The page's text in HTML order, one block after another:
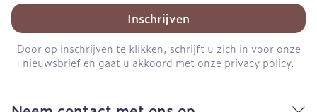
Inschrijven
Door op inschrijven te klikken, schrijft u zich in voor onze
nieuwsbrief en gaat u akkoord met onze privacy policy.